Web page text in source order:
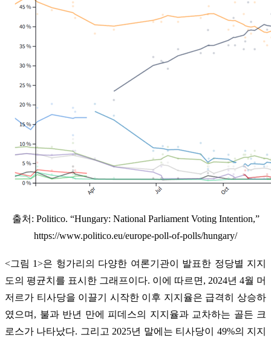
출처: Politico. “Hungary: National Parliament Voting Intention,”
https://www.politico.eu/europe-poll-of-polls/hungary/
<그림 1>은 헝가리의 다양한 여론기관이 발표한 정당별 지지
도의 평균치를 표시한 그래프이다. 이에 따르면, 2024년 4월 머
저르가 티사당을 이끌기 시작한 이후 지지율은 급격히 상승하
였으며, 불과 반년 만에 피데스의 지지율과 교차하는 골든 크
로스가 나타났다. 그리고 2025년 말에는 티사당이 49%의 지지